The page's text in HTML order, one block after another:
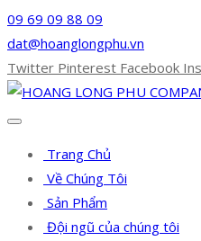
09 69 09 88 09
dat@hoanglongphu.vn
Twitter Pinterest Facebook
Trang Chủ
Về Chúng Tôi
Sản Phẩm
Đội ngũ của chúng tôi